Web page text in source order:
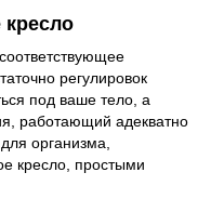
кресло
регулировок
под ваше тело, а
работающий адекватно
организма,
кресло, простыми